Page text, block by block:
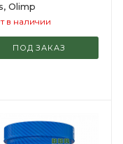
Olimp
в наличии
ПОД ЗАКАЗ